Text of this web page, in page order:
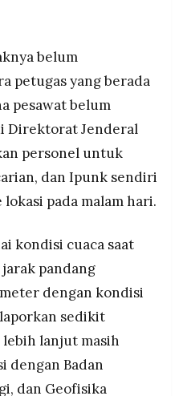
belum
petugas yang berada
pesawat belum
Direktorat Jenderal
personel untuk
dan Ipunk sendiri
pada malam hari.
kondisi cuaca saat
pandang
dengan kondisi
sedikit
lanjut masih
dengan Badan
dan Geofisika